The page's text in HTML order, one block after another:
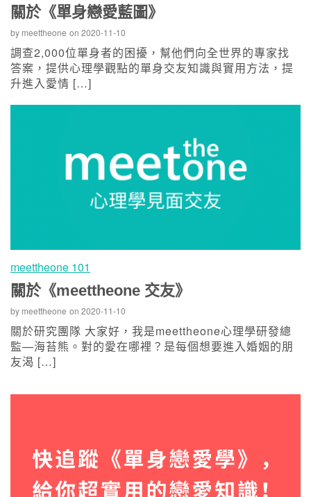
關於《單身戀愛藍圖》
by meettheone on 2020-11-10
調查2,000位單身者的困擾，幫他們向全世界的專家找
答案，提供心理學觀點的單身交友知識與實用方法，提
升進入愛情 […]
meettheone 101
關於《meettheone 交友》
by meettheone on 2020-11-10
關於研究團隊 大家好，我是meettheone心理學研發總
監—海苔熊。對的愛在哪裡？是每個想要進入婚姻的朋
友渴 […]